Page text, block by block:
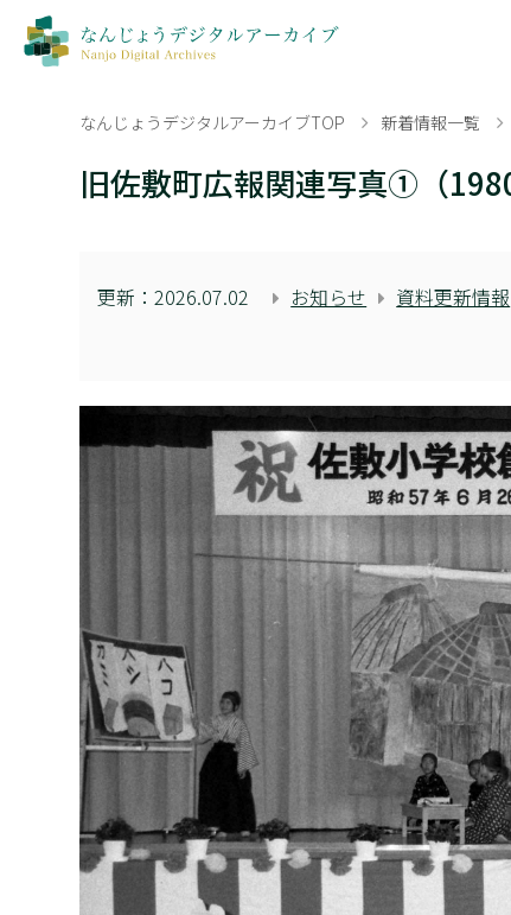
なんじょうデジタルアーカイブTOP 新着情報一覧
旧佐敷町広報関連写真①（
更新：2026.07.02 お知らせ 資料更新情報